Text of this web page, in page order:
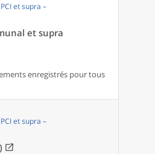
et supra –
et supra
enregistrés pour tous
et supra –